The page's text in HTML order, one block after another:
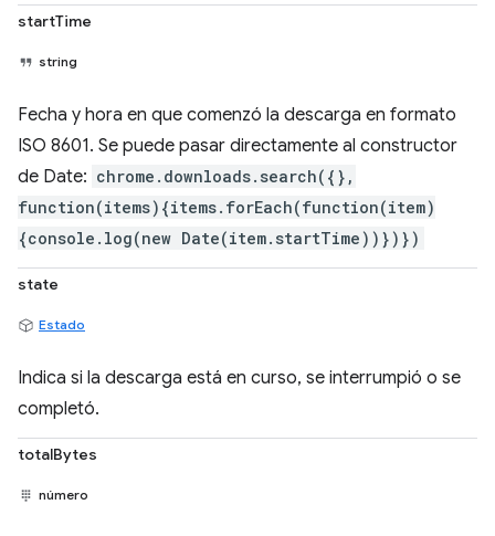
startTime
string
Fecha y hora en que comenzó la descarga en formato
ISO 8601. Se puede pasar directamente al constructor
de Date: chrome.downloads.search({},
function(items){items.forEach(function(item)
{console.log(new Date(item.startTime))})})
state
Estado
Indica si la descarga está en curso, se interrumpió o se
completó.
totalBytes
número